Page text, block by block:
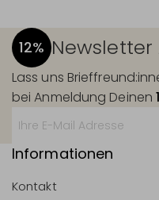
12%
Lass uns
bei Anmeldung Deinen
Informationen
Kontakt